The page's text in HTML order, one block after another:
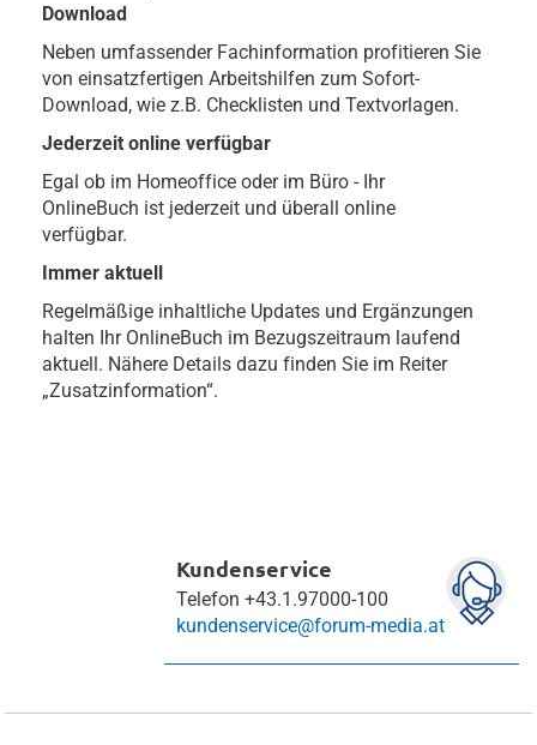
Download
Neben umfassender Fachinformation profitieren Sie
von einsatzfertigen Arbeitshilfen zum Sofort-
Download, wie z.B. Checklisten und Textvorlagen.
Jederzeit online verfügbar
Egal ob im Homeoffice oder im Büro - Ihr
OnlineBuch ist jederzeit und überall online
verfügbar.
Immer aktuell
Regelmäßige inhaltliche Updates und Ergänzungen
halten Ihr OnlineBuch im Bezugszeitraum laufend
aktuell. Nähere Details dazu finden Sie im Reiter
„Zusatzinformation“.
Kundenservice
Telefon +43.1.97000-100
kundenservice@forum-media.at